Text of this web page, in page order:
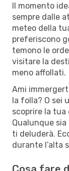
Il momento
sempre dalle
meteo della
preferiscono
temono le
visitare la
meno affollati.
Ami
la folla? O sei
scoprire la tua
Qualunque
ti deluderà.
durante l’alta